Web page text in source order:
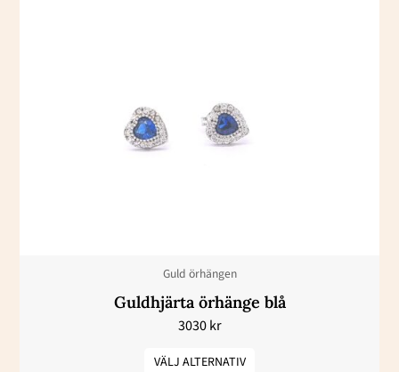
Guld örhängen
Guldhjärta örhänge blå
3030kr
VÄLJ ALTERNATIV
flera
varianter.
De
på
produktsidan